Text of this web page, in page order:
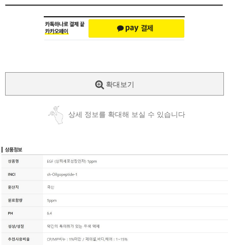
확대보기
상세 정보를 확대해 보실 수 있습니다